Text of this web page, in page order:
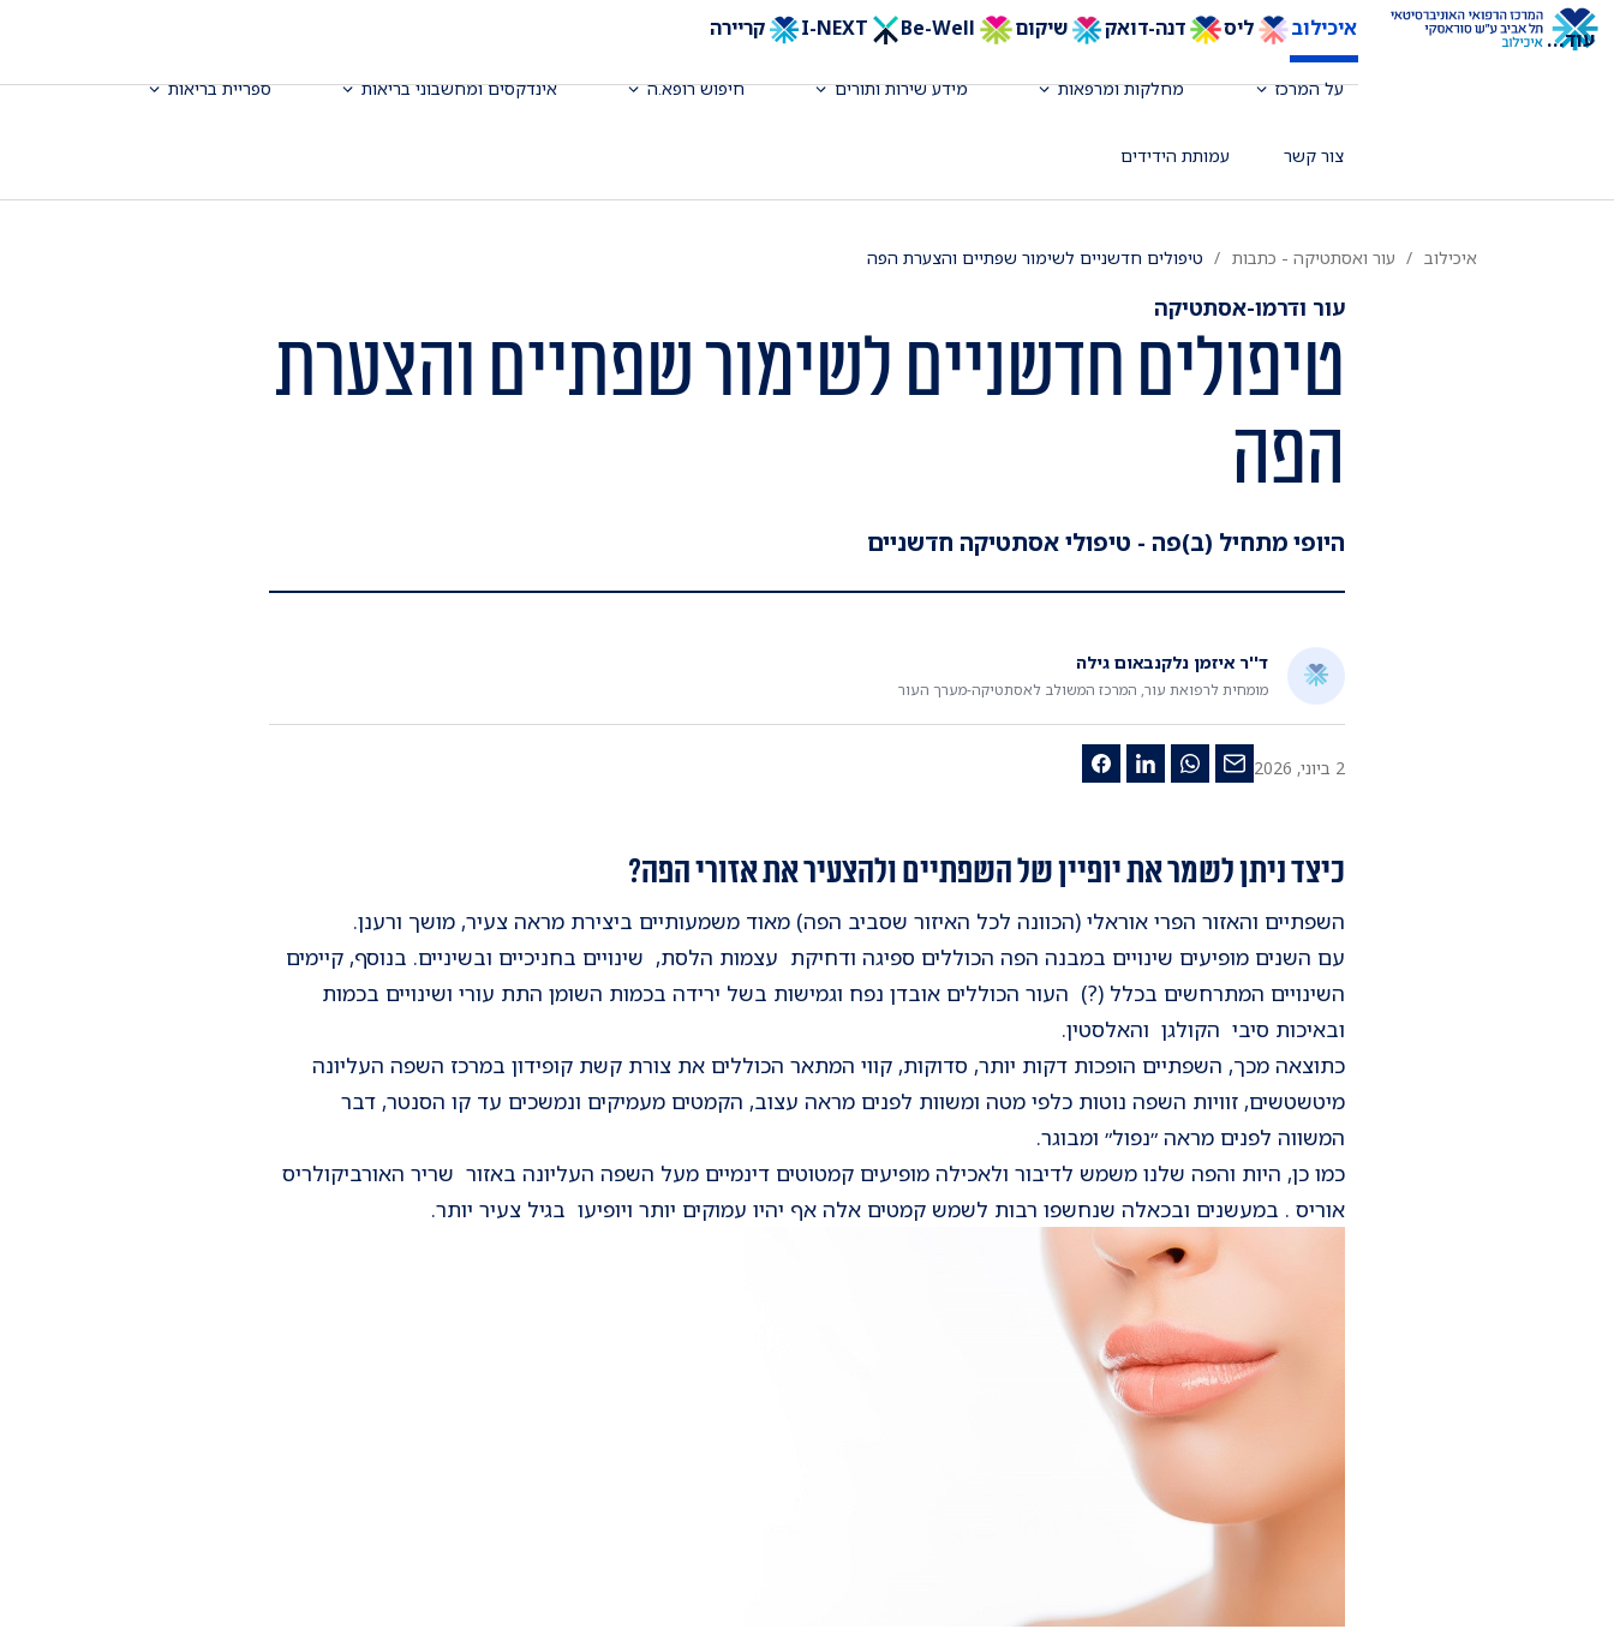
איכילוב ליס דנה-דואק שיקום Be-Well קריירה
על המרכז מחלקות ומרפאות מידע שירות ותורים חיפוש רופא.ה אינדקסים ומחשבוני בריאות ספריית בריאות
צור קשר עמותת הידידים
עוד...
איכילוב עור ואסתטיקה - כתבות טיפולים חדשניים לשימור שפתיים והצערת הפה
עור ודרמו-אסתטיקה
טיפולים חדשניים לשימור שפתיים והצערת
הפה
היופי מתחיל (ב)פה - טיפולי אסתטיקה חדשניים
ד''ר איזמן נלקנבאום גילה
מומחית לרפואת עור, המרכז המשולב לאסתטיקה-מערך העור
2 ביוני, 2026
כיצד ניתן לשמר את יופיין של השפתיים ולהצעיר את אזורי הפה?
השפתיים והאזור הפרי אוראלי (הכוונה לכל האיזור שסביב הפה) מאוד משמעותיים ביצירת מראה צעיר, מושך ורענן.
עם השנים מופיעים שינויים במבנה הפה הכוללים ספיגה ודחיקת עצמות הלסת, שינויים בחניכיים ובשיניים. בנוסף, קיימים
השינויים המתרחשים בכלל (?) העור הכוללים אובדן נפח וגמישות בשל ירידה בכמות השומן התת עורי ושינויים בכמות
ובאיכות סיבי הקולגן והאלסטין.
כתוצאה מכך, השפתיים הופכות דקות יותר, סדוקות, קווי המתאר הכוללים את צורת קשת קופידון במרכז השפה העליונה
מיטשטשים, זוויות השפה נוטות כלפי מטה ומשוות לפנים מראה עצוב, הקמטים מעמיקים ונמשכים עד קו הסנטר, דבר
המשווה לפנים מראה ״נפול״ ומבוגר.
כמו כן, היות והפה שלנו משמש לדיבור ולאכילה מופיעים קמטוטים דינמיים מעל השפה העליונה באזור שריר האורביקולריס
אוריס . במעשנים ובכאלה שנחשפו רבות לשמש קמטים אלה אף יהיו עמוקים יותר ויופיעו בגיל צעיר יותר.